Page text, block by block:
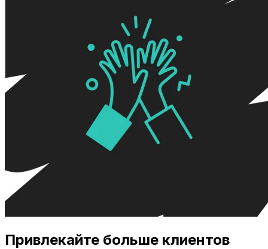
Привлекайте больше клиентов